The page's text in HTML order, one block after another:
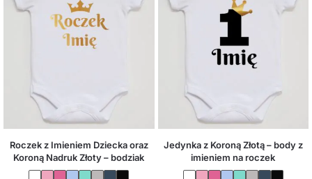
Roczek z Imieniem Dziecka oraz
Koroną Nadruk Złoty – bodziak
Jedynka z Koroną Złotą – body z
imieniem na roczek